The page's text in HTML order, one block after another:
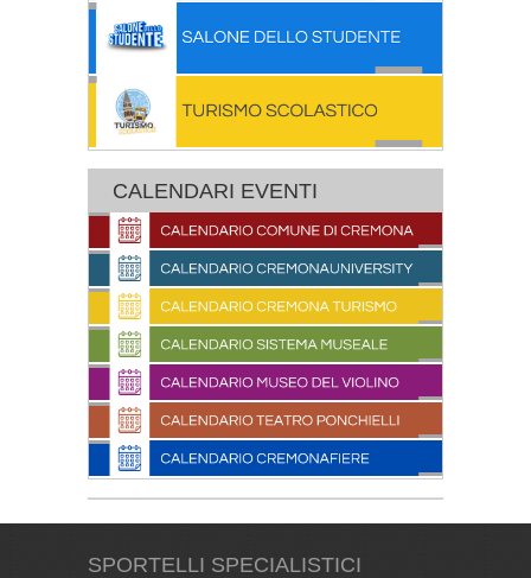
CALENDARI EVENTI
SPORTELLI SPECIALISTICI